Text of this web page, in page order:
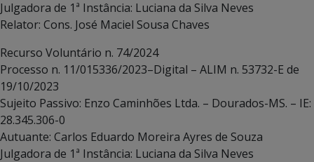
Julgadora de 1ª Instância: Luciana da Silva Neves
Relator: Cons. José Maciel Sousa Chaves
Recurso Voluntário n. 74/2024
Processo n. 11/015336/2023–Digital – ALIM n. 53732-E de
19/10/2023
Sujeito Passivo: Enzo Caminhões Ltda. – Dourados-MS. – IE:
28.345.306-0
Autuante: Carlos Eduardo Moreira Ayres de Souza
Julgadora de 1ª Instância: Luciana da Silva Neves